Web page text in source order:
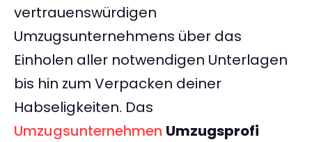
vertrauenswürdigen
Umzugsunternehmens über das
Einholen aller notwendigen Unterlagen
bis hin zum Verpacken deiner
Habseligkeiten. Das
Umzugsunternehmen Umzugsprofi